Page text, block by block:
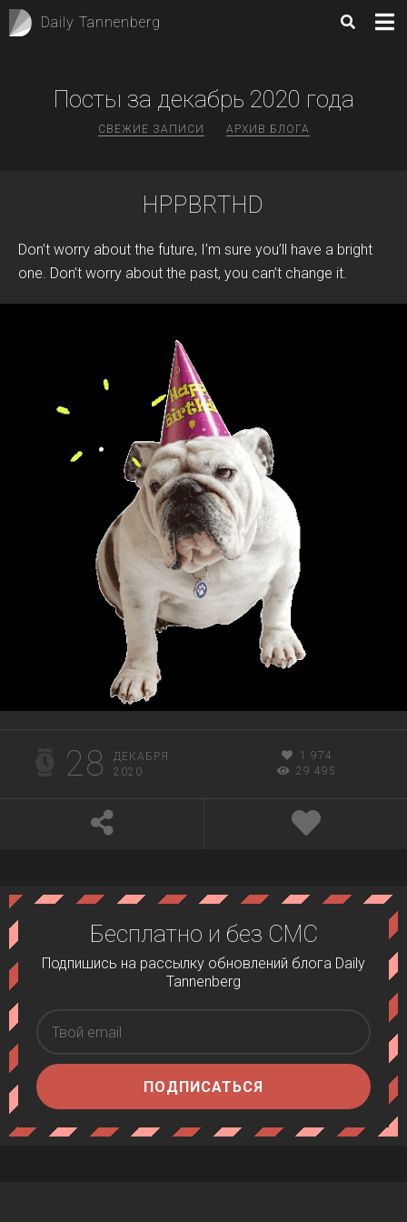
Daily Tannenberg
Посты за декабрь 2020 года
СВЕЖИЕ ЗАПИСИ АРХИВ БЛОГА
HPPBRTHD
Don’t worry about the future, I’m sure you’ll have a bright
one. Don’t worry about the past, you can’t change it.
28
ДЕКАБРЯ
2020
1 974
29 495
Бесплатно и без СМС
Подпишись на рассылку обновлений блога Daily
Tannenberg
ПОДПИСАТЬСЯ